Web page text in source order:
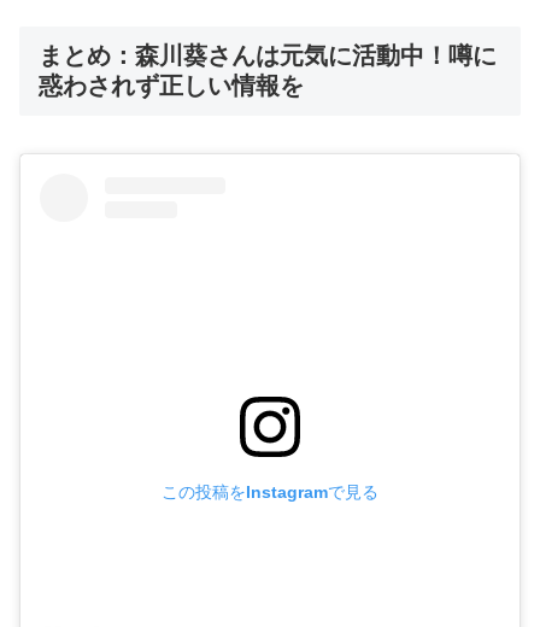
まとめ：森川葵さんは元気に活動中！噂に
惑わされず正しい情報を
この投稿をInstagramで見る